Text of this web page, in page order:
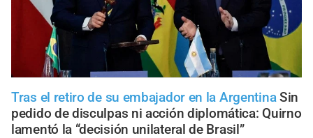
Tras el retiro de su embajador en la Argentina Sin
pedido de disculpas ni acción diplomática: Quirno
lamentó la “decisión unilateral de Brasil”